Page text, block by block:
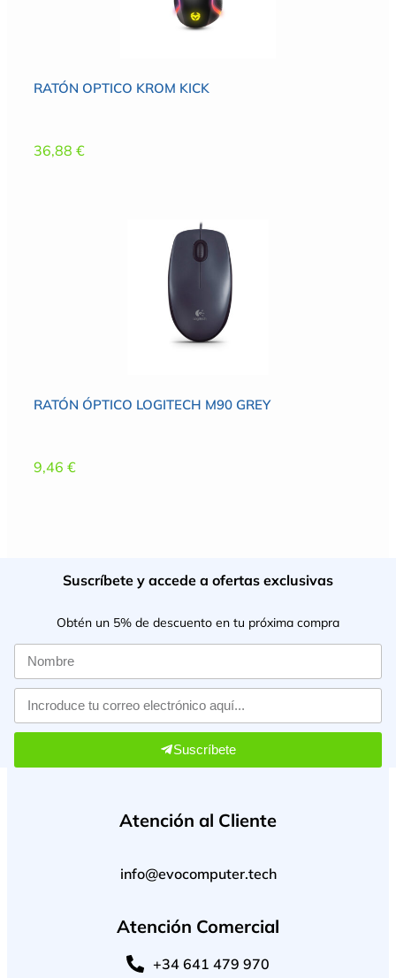
RATÓN OPTICO KROM KICK
36,88 €
RATÓN ÓPTICO LOGITECH M90 GREY
9,46 €
Suscríbete y accede a ofertas exclusivas
Obtén un 5% de descuento en tu próxima compra
Suscríbete
Atención al Cliente
info@evocomputer.tech
Atención Comercial
+34 641 479 970